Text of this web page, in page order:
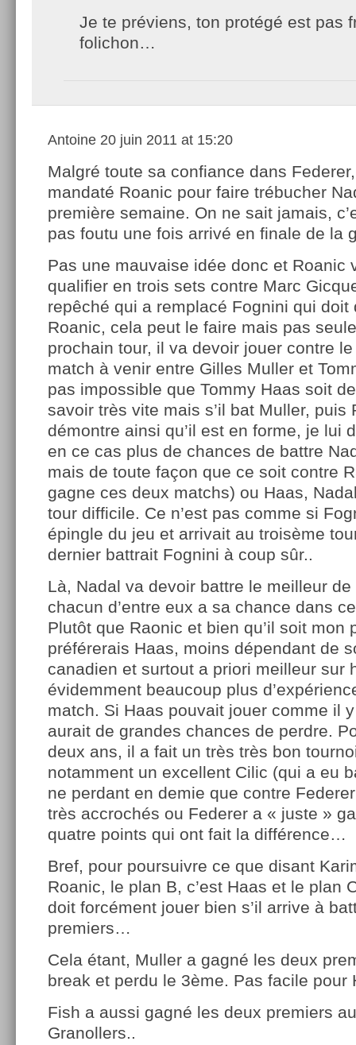
Je te préviens, ton protégé est pas
folichon…
Antoine 20 juin 2011 at 15:20
Malgré toute sa confiance dans
mandaté Roanic pour faire trébucher
première semaine. On ne sait jamais,
pas foutu une fois arrivé en finale de la
Pas une mauvaise idée donc et Roanic
qualifier en trois sets contre Marc
repêché qui a remplacé Fognini qui doit
Roanic, cela peut le faire mais pas
prochain tour, il va devoir jouer contre
match à venir entre Gilles Muller et
pas impossible que Tommy Haas soit
savoir très vite mais s’il bat Muller, puis
démontre ainsi qu’il est en forme, je lui
en ce cas plus de chances de battre
mais de toute façon que ce soit contre
gagne ces deux matchs) ou Haas,
tour difficile. Ce n’est pas comme si
épingle du jeu et arrivait au troisème
dernier battrait Fognini à coup sûr..
Là, Nadal va devoir battre le meilleur
chacun d’entre eux a sa chance dans
Plutôt que Raonic et bien qu’il soit mon
préférerais Haas, moins dépendant de
canadien et surtout a priori meilleur sur
évidemment beaucoup plus
match. Si Haas pouvait jouer comme il
aurait de grandes chances de perdre.
deux ans, il a fait un très très bon
notamment un excellent Cilic (qui a eu
ne perdant en demie que contre
très accrochés ou Federer a « juste »
quatre points qui ont fait la différence…
Bref, pour poursuivre ce que disant
Roanic, le plan B, c’est Haas et le plan
doit forcément jouer bien s’il arrive à
premiers…
Cela étant, Muller a gagné les deux
break et perdu le 3ème. Pas facile pour
Fish a aussi gagné les deux premiers
Granollers..